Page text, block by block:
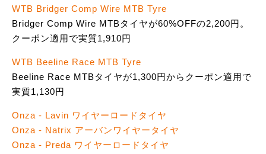
WTB Bridger Comp Wire MTB Tyre
Bridger Comp Wire MTBタイヤが60%OFFの2,200円。
クーポン適用で実質1,910円
WTB Beeline Race MTB Tyre
Beeline Race MTBタイヤが1,300円からクーポン適用で
実質1,130円
Onza - Lavin ワイヤーロードタイヤ
Onza - Natrix アーバンワイヤータイヤ
Onza - Preda ワイヤーロードタイヤ